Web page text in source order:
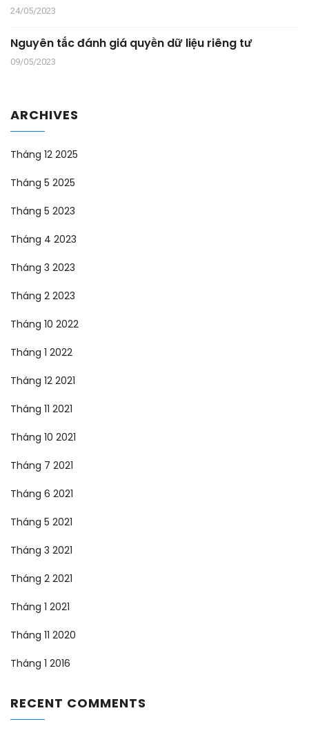
24/05/2023
Nguyên tắc đánh giá quyền dữ liệu riêng tư
09/05/2023
ARCHIVES
Tháng 12 2025
Tháng 5 2025
Tháng 5 2023
Tháng 4 2023
Tháng 3 2023
Tháng 2 2023
Tháng 10 2022
Tháng 1 2022
Tháng 12 2021
Tháng 11 2021
Tháng 10 2021
Tháng 7 2021
Tháng 6 2021
Tháng 5 2021
Tháng 3 2021
Tháng 2 2021
Tháng 1 2021
Tháng 11 2020
Tháng 1 2016
RECENT COMMENTS